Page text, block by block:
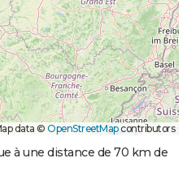
data ©OpenStreetMapcontributors
à une distance de 70 km de